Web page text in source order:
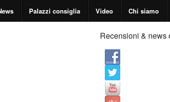
Palazzi consiglia Video Chi siamo
Recensioni & news